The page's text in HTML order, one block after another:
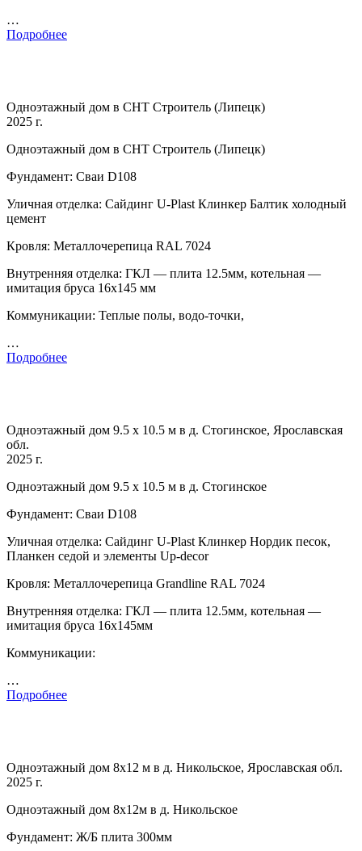
…
Подробнее
Одноэтажный дом в СНТ Строитель (Липецк)
2025 г.
Одноэтажный дом в СНТ Строитель (Липецк)
Фундамент: Сваи D108
Уличная отделка: Сайдинг U-Plast Клинкер Балтик холодный
цемент
Кровля: Металлочерепица RAL 7024
Внутренняя отделка: ГКЛ — плита 12.5мм, котельная —
имитация бруса 16х145 мм
Коммуникации: Теплые полы, водо-точки,
…
Подробнее
Одноэтажный дом 9.5 х 10.5 м в д. Стогинское, Ярославская
обл.
2025 г.
Одноэтажный дом 9.5 х 10.5 м в д. Стогинское
Фундамент: Сваи D108
Уличная отделка: Сайдинг U-Plast Клинкер Нордик песок,
Планкен седой и элементы Up-decor
Кровля: Металлочерепица Grandline RAL 7024
Внутренняя отделка: ГКЛ — плита 12.5мм, котельная —
имитация бруса 16х145мм
Коммуникации:
…
Подробнее
Одноэтажный дом 8х12 м в д. Никольское, Ярославская обл.
2025 г.
Одноэтажный дом 8х12м в д. Никольское
Фундамент: Ж/Б плита 300мм